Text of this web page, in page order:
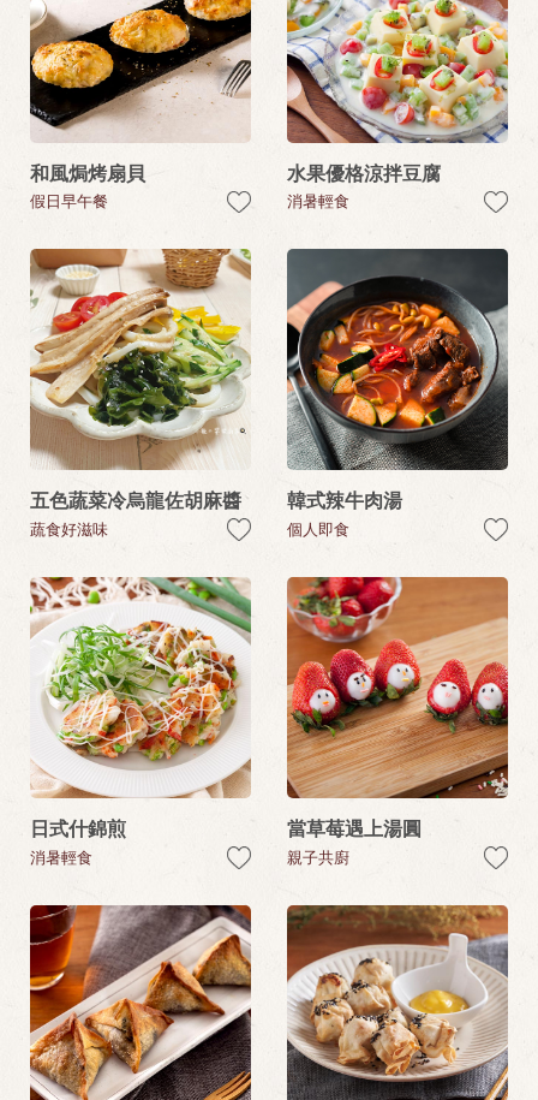
和風焗烤扇貝
假日早午餐
水果優格涼拌豆腐
消暑輕食
五色蔬菜冷烏龍佐胡麻醬
蔬食好滋味
韓式辣牛肉湯
個人即食
日式什錦煎
消暑輕食
當草莓遇上湯圓
親子共廚